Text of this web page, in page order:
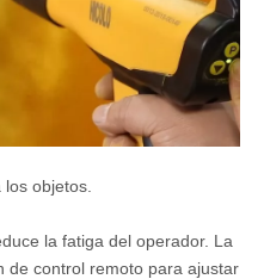
objetos.
la fatiga del operador. La
de control remoto para ajustar